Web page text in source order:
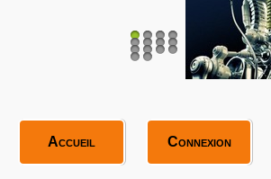
1 2 3 4
6 7 8 9 10
1112 15
Accueil Connexion